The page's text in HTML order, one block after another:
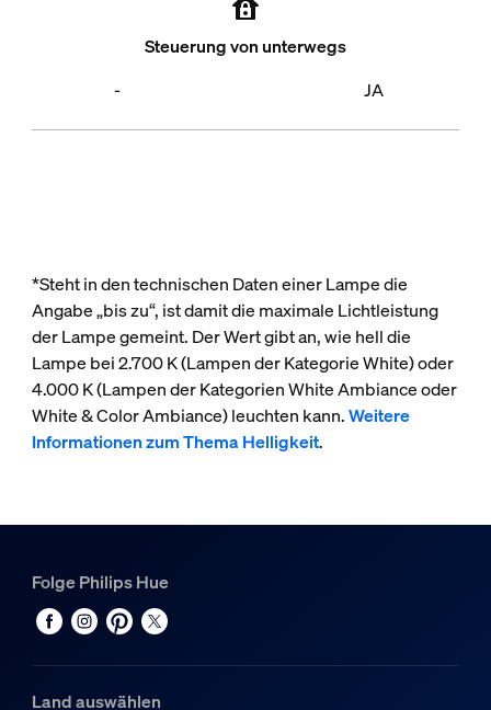
-
Steuerung von unterwegs
JA
*Steht in den technischen Daten einer Lampe die
Angabe „bis zu“, ist damit die maximale Lichtleistung
der Lampe gemeint. Der Wert gibt an, wie hell die
Lampe bei 2.700 K (Lampen der Kategorie White) oder
4.000 K (Lampen der Kategorien White Ambiance oder
White & Color Ambiance) leuchten kann.Weitere
Informationen zum Thema Helligkeit.
Folge Philips Hue
Land auswählen